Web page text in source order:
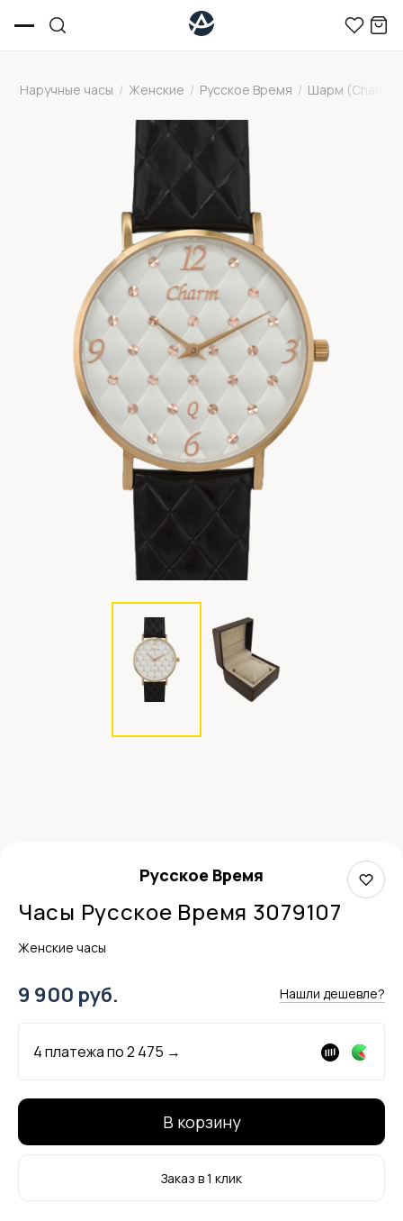
Наручные часы / Женские / Русское Время / Шарм (Charm)
Русское Время
Часы Русское Время 3079107
Женские часы
9 900 руб. Нашли дешевле?
4 платежа по2 475 →
В корзину
Заказ в 1 клик